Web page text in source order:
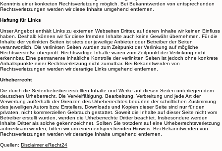
Umständen zu forschen, die auf eine rechtswidrige Tätigkeit hinweisen. Verpflichtungen zur
Entfernung oder Sperrung der Nutzung von Informationen nach den allgemeinen Gesetzen
bleiben hiervon unberührt. Eine diesbezügliche Haftung ist jedoch erst ab dem Zeitpunkt der
Kenntnis einer konkreten Rechtsverletzung möglich. Bei Bekanntwerden von entsprechenden
Rechtsverletzungen werden wir diese Inhalte umgehend entfernen.
Haftung für Links
Unser Angebot enthält Links zu externen Webseiten Dritter, auf deren Inhalte wir keinen Einfluss
haben. Deshalb können wir für diese fremden Inhalte auch keine Gewähr übernehmen. Für die
Inhalte der verlinkten Seiten ist stets der jeweilige Anbieter oder Betreiber der Seiten
verantwortlich. Die verlinkten Seiten wurden zum Zeitpunkt der Verlinkung auf mögliche
Rechtsverstöße überprüft. Rechtswidrige Inhalte waren zum Zeitpunkt der Verlinkung nicht
erkennbar. Eine permanente inhaltliche Kontrolle der verlinkten Seiten ist jedoch ohne konkrete
Anhaltspunkte einer Rechtsverletzung nicht zumutbar. Bei Bekanntwerden von
Rechtsverletzungen werden wir derartige Links umgehend entfernen.
Urheberrecht
Die durch die Seitenbetreiber erstellten Inhalte und Werke auf diesen Seiten unterliegen dem
deutschen Urheberrecht. Die Vervielfältigung, Bearbeitung, Verbreitung und jede Art der
Verwertung außerhalb der Grenzen des Urheberrechtes bedürfen der schriftlichen Zustimmung
des jeweiligen Autors bzw. Erstellers. Downloads und Kopien dieser Seite sind nur für den
privaten, nicht kommerziellen Gebrauch gestattet. Soweit die Inhalte auf dieser Seite nicht vom
Betreiber erstellt wurden, werden die Urheberrechte Dritter beachtet. Insbesondere werden
Inhalte Dritter als solche gekennzeichnet. Sollten Sie trotzdem auf eine Urheberrechtsverletzung
aufmerksam werden, bitten wir um einen entsprechenden Hinweis. Bei Bekanntwerden von
Rechtsverletzungen werden wir derartige Inhalte umgehend entfernen.